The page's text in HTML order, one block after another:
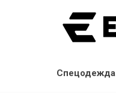
Спецодежда